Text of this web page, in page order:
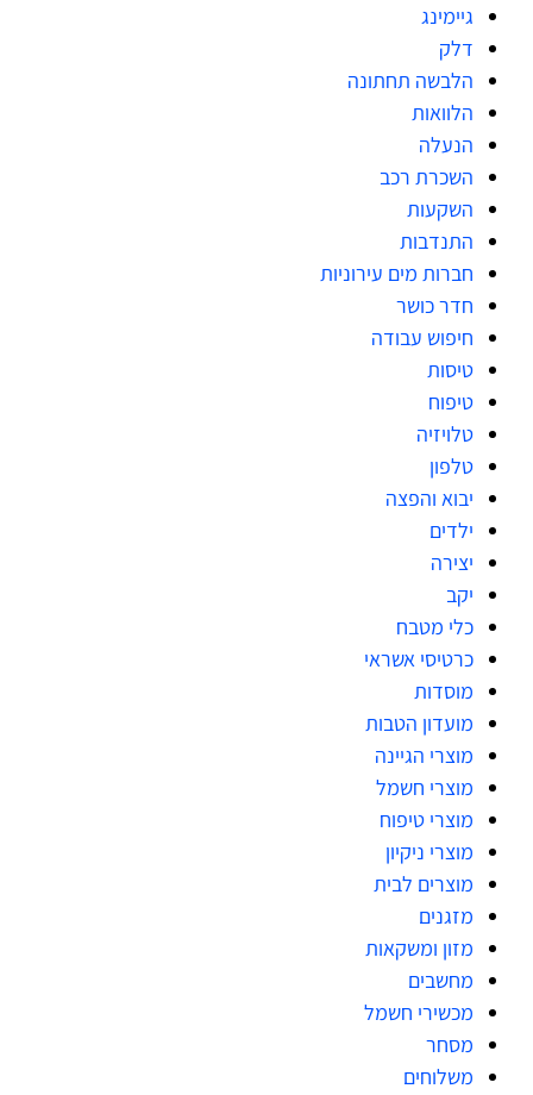
גיימינג
דלק
הלבשה תחתונה
הלוואות
הנעלה
השכרת רכב
השקעות
התנדבות
חברות מים עירוניות
חדר כושר
חיפוש עבודה
טיסות
טיפוח
טלויזיה
טלפון
יבוא והפצה
ילדים
יצירה
יקב
כלי מטבח
כרטיסי אשראי
מוסדות
מועדון הטבות
מוצרי הגיינה
מוצרי חשמל
מוצרי טיפוח
מוצרי ניקיון
מוצרים לבית
מזגנים
מזון ומשקאות
מחשבים
מכשירי חשמל
מסחר
משלוחים